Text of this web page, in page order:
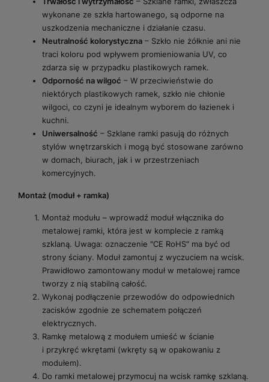
wykonane ze szkła hartowanego, są odporne na
uszkodzenia mechaniczne i działanie czasu.
Neutralność kolorystyczna – Szkło nie żółknie ani nie
traci koloru pod wpływem promieniowania UV, co
zdarza się w przypadku plastikowych ramek.
Odporność na wilgoć – W przeciwieństwie do
niektórych plastikowych ramek, szkło nie chłonie
wilgoci, co czyni je idealnym wyborem do łazienek i
kuchni.
Uniwersalność – Szklane ramki pasują do różnych
stylów wnętrzarskich i mogą być stosowane zarówno
w domach, biurach, jak i w przestrzeniach
komercyjnych.
Montaż (moduł + ramka)
Montaż modułu – wprowadź moduł włącznika do
metalowej ramki, która jest w komplecie z ramką
szklaną. Uwaga: oznaczenie "CE RoHS" ma być od
strony ściany. Moduł zamontuj z wyczuciem na wcisk.
Prawidłowo zamontowany moduł w metalowej ramce
tworzy z nią stabilną całość.
Wykonaj podłączenie przewodów do odpowiednich
zacisków zgodnie ze schematem połączeń
elektrycznych.
Ramkę metalową z modułem umieść w ścianie
i przykręć wkrętami (wkręty są w opakowaniu z
modułem).
Do ramki metalowej przymocuj na wcisk ramkę szklaną.